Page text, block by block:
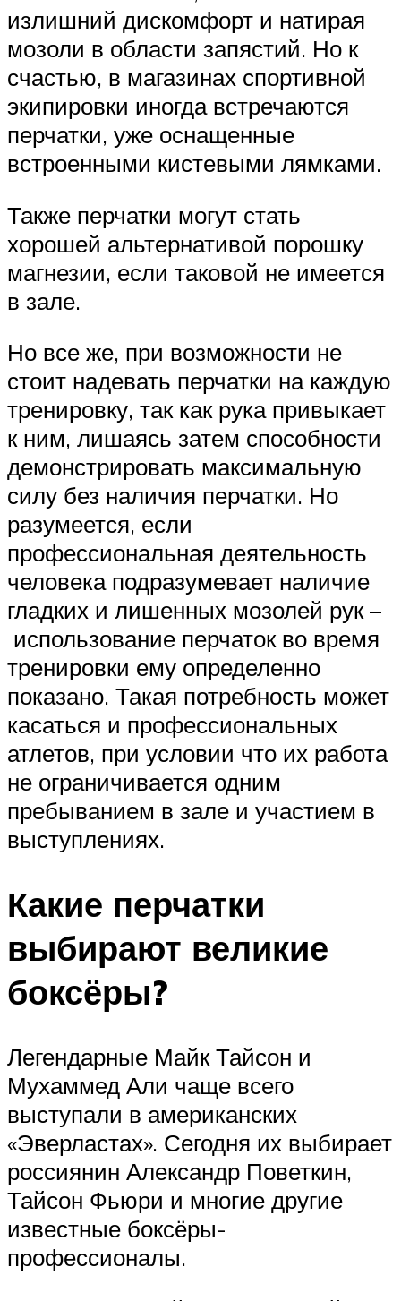
излишний дискомфорт и натирая
мозоли в области запястий. Но к
счастью, в магазинах спортивной
экипировки иногда встречаются
перчатки, уже оснащенные
встроенными кистевыми лямками.
Также перчатки могут стать
хорошей альтернативой порошку
магнезии, если таковой не имеется
в зале.
Но все же, при возможности не
стоит надевать перчатки на каждую
тренировку, так как рука привыкает
к ним, лишаясь затем способности
демонстрировать максимальную
силу без наличия перчатки. Но
разумеется, если
профессиональная деятельность
человека подразумевает наличие
гладких и лишенных мозолей рук –
использование перчаток во время
тренировки ему определенно
показано. Такая потребность может
касаться и профессиональных
атлетов, при условии что их работа
не ограничивается одним
пребыванием в зале и участием в
выступлениях.
Какие перчатки
выбирают великие
боксёры?
Легендарные Майк Тайсон и
Мухаммед Али чаще всего
выступали в американских
«Эверластах». Сегодня их выбирает
россиянин Александр Поветкин,
Тайсон Фьюри и многие другие
известные боксёры-
профессионалы.